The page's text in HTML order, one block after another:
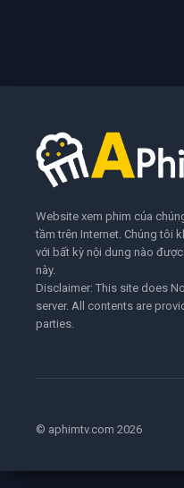
Website xem phim của
tầm trên Internet. Chúng tôi
với bất kỳ nội dung nào
này.
Disclaimer: This site does
server. All contents are
parties.
© aphimtv.com 2026